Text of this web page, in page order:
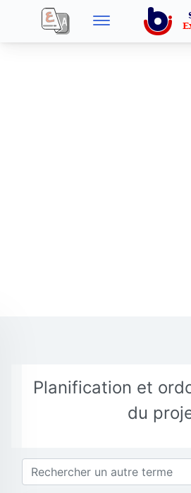
Planification et
du